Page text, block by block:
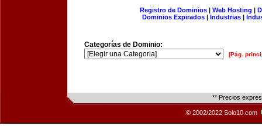
Registro de Dominios| Web Hosting |
Dominios Expirados | Industrias |
Categorías de Dominio:
[Pág.
** Precios
© 2002/2022 Solo10.com